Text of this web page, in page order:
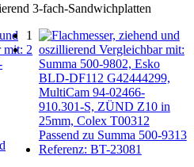
3-fach-Sandwichplatten
1
2